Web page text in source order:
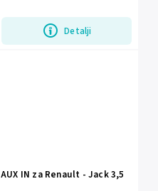
Detalji
AUX IN za Renault - Jack 3,5